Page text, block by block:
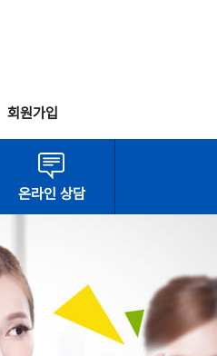
회원가입
온라인 상담